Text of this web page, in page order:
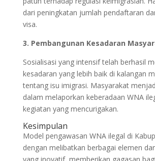
dari peningkatan jumlah pendaftaran
visa.
3. Pembangunan Kesadaran
Sosialisasi yang intensif telah berhasil
kesadaran yang lebih baik di kalangan
tentang isu imigrasi. Masyarakat
dalam melaporkan keberadaan WNA
kegiatan yang mencurigakan.
Kesimpulan
Model pengawasan WNA ilegal di
dengan melibatkan berbagai elemen